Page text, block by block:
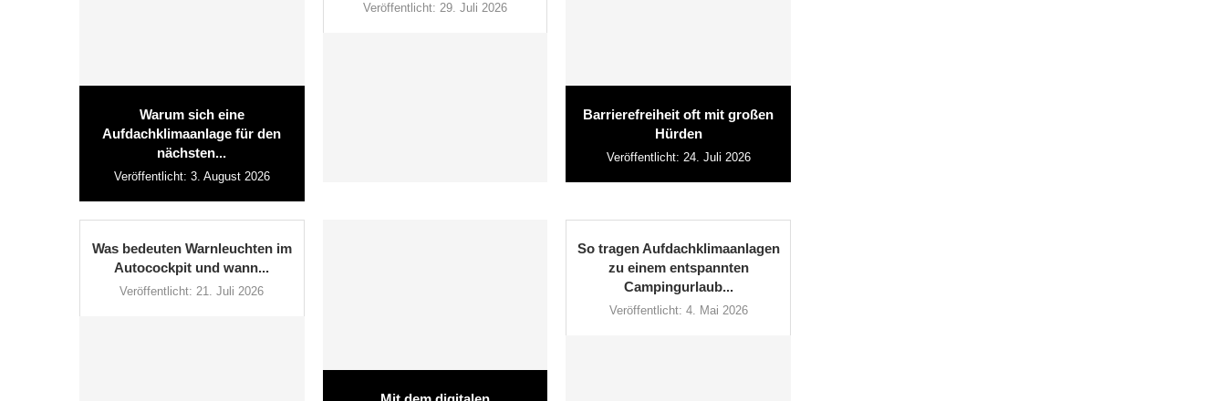
Warum sich eine
Aufdachklimaanlage für den
nächsten...
Veröffentlicht: 3. August 2026
Veröffentlicht: 29. Juli 2026
Barrierefreiheit oft mit großen
Hürden
Veröffentlicht: 24. Juli 2026
Was bedeuten Warnleuchten im
Autocockpit und wann...
Veröffentlicht: 21. Juli 2026
So tragen Aufdachklimaanlagen
zu einem entspannten
Campingurlaub...
Veröffentlicht: 4. Mai 2026